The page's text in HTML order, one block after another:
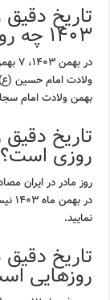
تاریخ
۱۴۰۳ چه روزهایی است؟
بهمن ولادت امام
روزی است؟
روز مادر در ایران
در
نمایید.
روزهایی